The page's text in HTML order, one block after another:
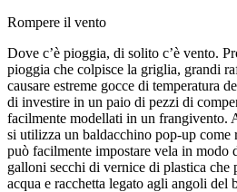
Rompere il vento
Dove c’è pioggia, di solito c’è vento.
pioggia che colpisce la griglia, grandi
causare estreme gocce di temperatura
di investire in un paio di pezzi di
facilmente modellati in un frangivento.
si utilizza un baldacchino pop-up
può facilmente impostare vela in modo
galloni secchi di vernice di plastica che
acqua e racchetta legato agli angoli del